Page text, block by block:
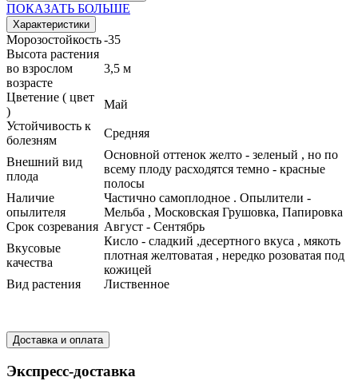
ПОКАЗАТЬ БОЛЬШЕ
Характеристики
Морозостойкость-35
Высота растения
во взрослом
возрасте
3,5 м
Цветение ( цвет
)
Май
Устойчивость к
болезням
Средняя
Внешний вид
плода
Основной оттенок желто - зеленый , но по
всему плоду расходятся темно - красные
полосы
Наличие
опылителя
Частично самоплодное . Опылители -
Мельба , Московская Грушовка, Папировка
Срок созревания Август - Сентябрь
Вкусовые
качества
Кисло - сладкий ,десертного вкуса , мякоть
плотная желтоватая , нередко розоватая под
кожицей
Вид растения
Лиственное
Доставка и оплата
Экспресс-доставка